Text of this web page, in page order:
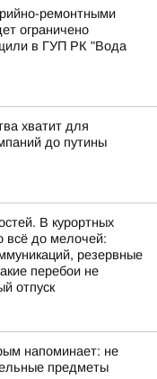
ремонтными
ограничено
в ГУП РК "Вода
хватит для
до путины
В курортных
всё до мелочей:
резервные
перебои не
отпуск
напоминает: не
предметы